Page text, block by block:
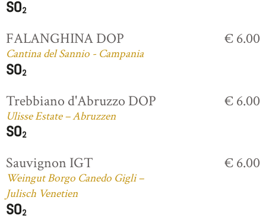
FALANGHINA DOP
Cantina del Sannio - Campania
€ 6.00
Trebbiano d'Abruzzo DOP
Ulisse Estate – Abruzzen
€ 6.00
Sauvignon IGT
Weingut Borgo Canedo Gigli –
Julisch Venetien
€ 6.00